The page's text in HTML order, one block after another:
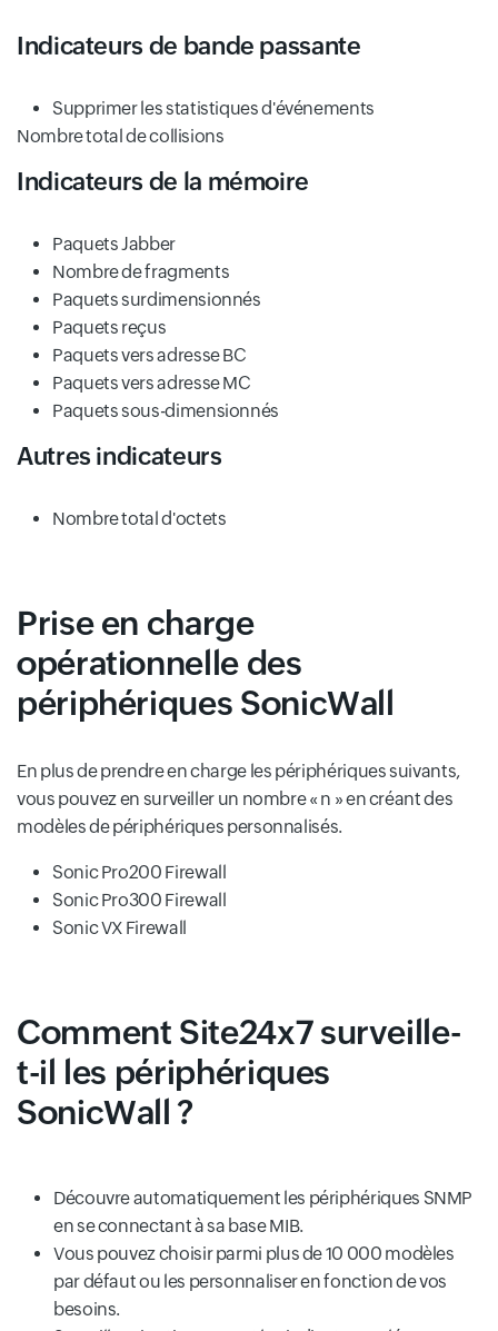
Indicateurs de bande passante
Supprimer les statistiques d'événements
Nombre total de collisions
Indicateurs de la mémoire
Paquets Jabber
Nombre de fragments
Paquets surdimensionnés
Paquets reçus
Paquets vers adresse BC
Paquets vers adresse MC
Paquets sous-dimensionnés
Autres indicateurs
Nombre total d'octets
Prise en charge
opérationnelle des
périphériques SonicWall
En plus de prendre en charge les périphériques suivants,
vous pouvez en surveiller un nombre « n » en créant des
modèles de périphériques personnalisés.
Sonic Pro200 Firewall
Sonic Pro300 Firewall
Sonic VX Firewall
Comment Site24x7 surveille-
t-il les périphériques
SonicWall ?
Découvre automatiquement les périphériques SNMP
en se connectant à sa base MIB.
Vous pouvez choisir parmi plus de 10 000 modèles
par défaut ou les personnaliser en fonction de vos
besoins.